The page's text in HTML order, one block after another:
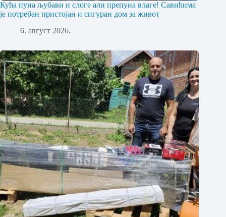
Кућа пуна љубави и слоге али препуна влаге! Савићима
је потребан пристојан и сигуран дом за живот
6. август 2026.